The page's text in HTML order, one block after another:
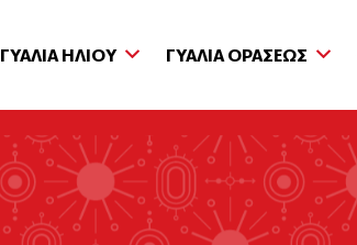
ΓΥΑΛΙΑ ΗΛΙΟΥ ΓΥΑΛΙΑ ΟΡΑΣΕΩΣ